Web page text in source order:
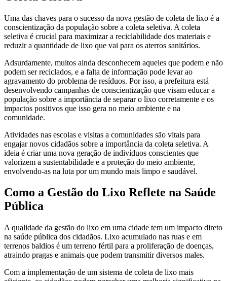
Uma das chaves para o sucesso da nova gestão de coleta de lixo é a
conscientização da população sobre a coleta seletiva. A coleta
seletiva é crucial para maximizar a reciclabilidade dos materiais e
reduzir a quantidade de lixo que vai para os aterros sanitários.
Adsurdamente, muitos ainda desconhecem aqueles que podem e não
podem ser reciclados, e a falta de informação pode levar ao
agravamento do problema de resíduos. Por isso, a prefeitura está
desenvolvendo campanhas de conscientização que visam educar a
população sobre a importância de separar o lixo corretamente e os
impactos positivos que isso gera no meio ambiente e na
comunidade.
Atividades nas escolas e visitas a comunidades são vitais para
engajar novos cidadãos sobre a importância da coleta seletiva. A
ideia é criar uma nova geração de indivíduos conscientes que
valorizem a sustentabilidade e a proteção do meio ambiente,
envolvendo-as na luta por um mundo mais limpo e saudável.
Como a Gestão do Lixo Reflete na Saúde
Pública
A qualidade da gestão do lixo em uma cidade tem um impacto direto
na saúde pública dos cidadãos. Lixo acumulado nas ruas e em
terrenos baldios é um terreno fértil para a proliferação de doenças,
atraindo pragas e animais que podem transmitir diversos males.
Com a implementação de um sistema de coleta de lixo mais